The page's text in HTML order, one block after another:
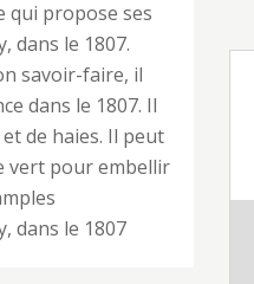
qui propose ses
dans le 1807.
savoir-faire, il
dans le 1807. Il
de haies. Il peut
vert pour embellir
dans le 1807